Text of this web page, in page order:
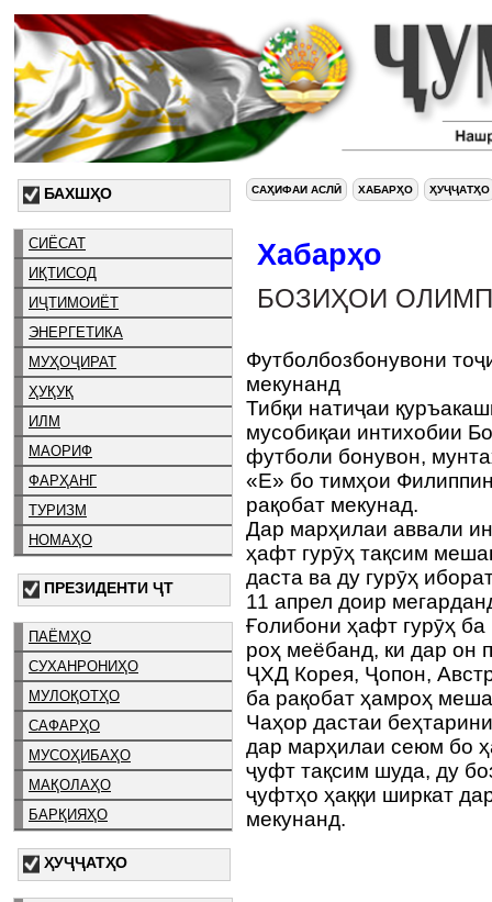
БАХШҲО
СИЁСАТ
ИҚТИСОД
ИҶТИМОИЁТ
ЭНЕРГЕТИКА
МУҲОҶИРАТ
ҲУҚУҚ
ИЛМ
МАОРИФ
ФАРҲАНГ
ТУРИЗМ
НОМАҲО
ПРЕЗИДЕНТИ ҶТ
ПАЁМҲО
СУХАНРОНИҲО
МУЛОҚОТҲО
САФАРҲО
МУСОҲИБАҲО
МАҚОЛАҲО
БАРҚИЯҲО
ҲУҶҶАТҲО
САҲИФАИ АСЛӢ ХАБАРҲО ҲУҶҶАТҲО
Хабарҳо
БОЗИҲОИ
Футболбозбонувони
мекунанд
Тибқи натиҷаи
мусобиқаи интихобии
футболи бонувон,
«Е» бо тимҳои
рақобат мекунад.
Дар марҳилаи аввали
ҳафт гурӯҳ тақсим
даста ва ду гурӯҳ
11 апрел доир
Ғолибони ҳафт гурӯҳ
роҳ меёбанд, ки дар он
ҶХД Корея, Ҷопон,
ба рақобат ҳамроҳ
Чаҳор дастаи
дар марҳилаи сеюм бо
ҷуфт тақсим шуда, ду
ҷуфтҳо ҳаққи ширкат
мекунанд.